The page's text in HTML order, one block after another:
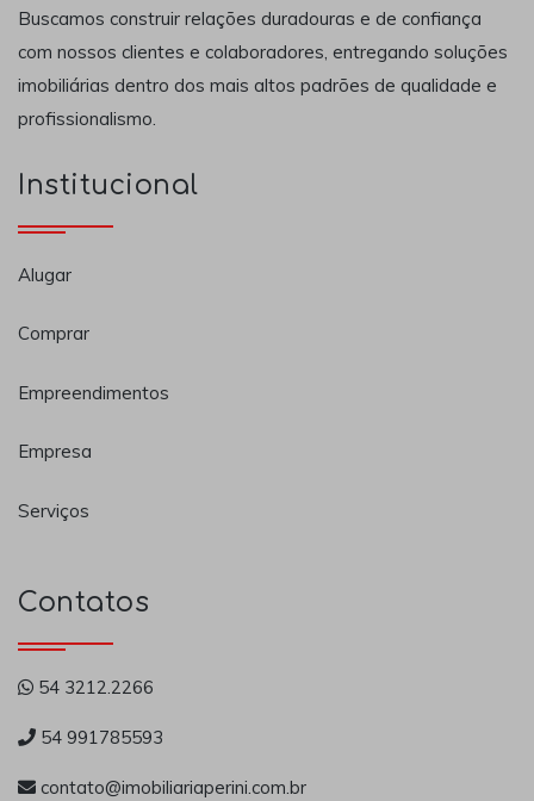
Buscamos construir relações duradouras e de confiança
com nossos clientes e colaboradores, entregando soluções
imobiliárias dentro dos mais altos padrões de qualidade e
profissionalismo.
Institucional
Alugar
Comprar
Empreendimentos
Empresa
Serviços
Contatos
54 3212.2266
54 991785593
contato@imobiliariaperini.com.br